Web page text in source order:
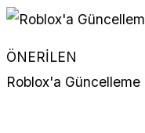
ÖNERİLEN
Roblox'a Güncelleme